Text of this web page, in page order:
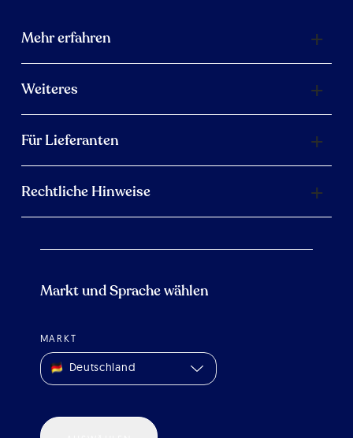
Mehr erfahren
Weiteres
Für Lieferanten
Rechtliche Hinweise
Markt und Sprache wählen
MARKT
Deutschland